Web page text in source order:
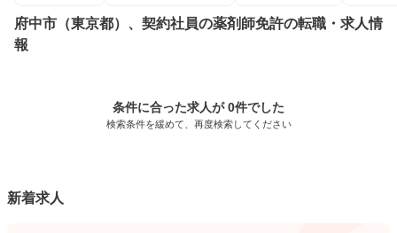
府中市（東京都）、契約社員の薬剤師免許の転職・求人情
報
条件に合った求人が 0件でした
検索条件を緩めて、再度検索してください
新着求人